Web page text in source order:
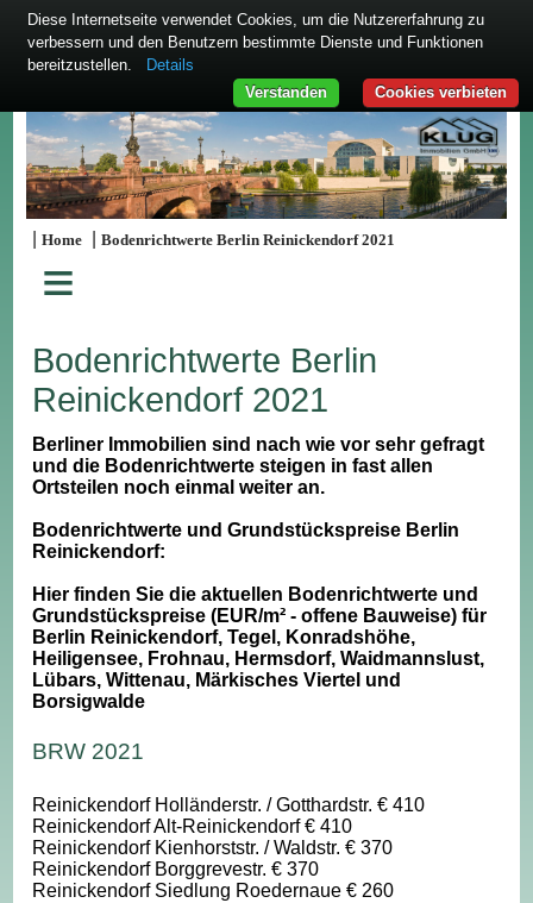
|Home |Bodenrichtwerte Berlin Reinickendorf 2021
≡
Bodenrichtwerte Berlin
Reinickendorf 2021
Berliner Immobilien sind nach wie vor sehr gefragt
und die Bodenrichtwerte steigen in fast allen
Ortsteilen noch einmal weiter an.
Bodenrichtwerte und Grundstückspreise Berlin
Reinickendorf:
Hier finden Sie die aktuellen Bodenrichtwerte und
Grundstückspreise (EUR/m² - offene Bauweise) für
Berlin Reinickendorf, Tegel, Konradshöhe,
Heiligensee, Frohnau, Hermsdorf, Waidmannslust,
Lübars, Wittenau, Märkisches Viertel und
Borsigwalde
BRW 2021
Reinickendorf Holländerstr. / Gotthardstr. € 410
Reinickendorf Alt-Reinickendorf € 410
Reinickendorf Kienhorststr. / Waldstr. € 370
Reinickendorf Borggrevestr. € 370
Reinickendorf Siedlung Roedernaue € 260
Diese Internetseite verwendet Cookies, um die Nutzererfahrung zu
verbessern und den Benutzern bestimmte Dienste und Funktionen
bereitzustellen.
Details
Cookies verbieten
Verstanden